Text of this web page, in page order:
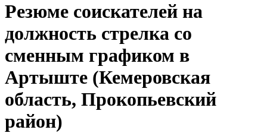
Резюме соискателей на
должность стрелка со
сменным графиком в
Артыште (Кемеровская
область, Прокопьевский
район)